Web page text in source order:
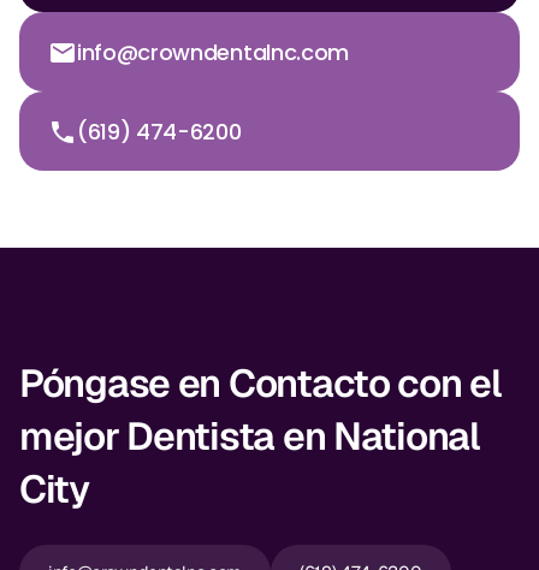
info@crowndentalnc.com
(619) 474-6200
Póngase en Contacto con el
mejor Dentista en National
City